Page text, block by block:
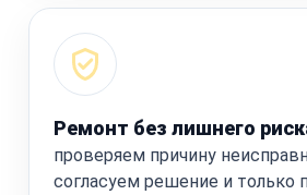
Ремонт без лишнего
проверяем причину
согласуем решение и только